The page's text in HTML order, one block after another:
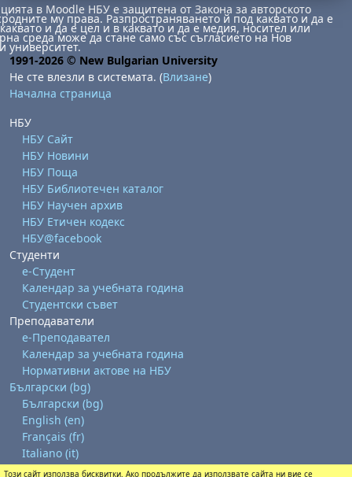
в Moodle НБУ е защитена от Закона за авторското
му права. Разпространяването й под каквато и да е
и да е цел и в каквато и да е медия, носител или
среда може да стане само със съгласието на Нов
университет.
1991-2026 © New Bulgarian University
Не сте влезли в системата. (Влизане)
Начална страница
НБУ
НБУ Сайт
НБУ Новини
НБУ Поща
НБУ Библиотечен каталог
НБУ Научен архив
НБУ Етичен кодекс
НБУ@facebook
Студенти
е-Студент
Календар за учебната година
Студентски съвет
Преподаватели
е-Преподавател
Календар за учебната година
Нормативни актове на НБУ
Български ‎(bg)‎
Български ‎(bg)‎
English ‎(en)‎
Français ‎(fr)‎
Italiano ‎(it)‎
Този сайт използва бисквитки. Ако продължите да използвате сайта ни вие се